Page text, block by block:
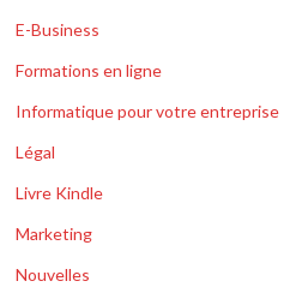
E-Business
Formations en ligne
Informatique pour votre entreprise
Légal
Livre Kindle
Marketing
Nouvelles